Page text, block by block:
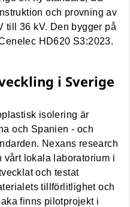
och provning av
till 36 kV. Den bygger på
HD620 S3:2023.
i Sverige
isolering är
och Spanien - och
Nexans research
vårt lokala laboratorium i
och testat
tillförlitlighet och
finns pilotprojekt i